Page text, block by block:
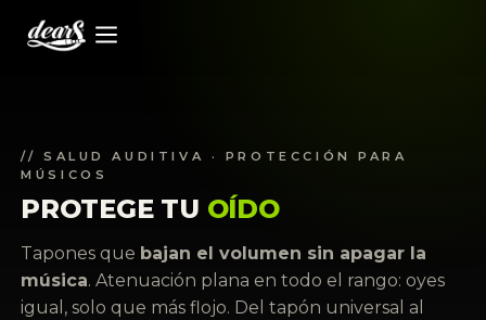
// SALUD AUDITIVA · PROTECCIÓN PARA
MÚSICOS
PROTEGE TU OÍDO
Tapones que bajan el volumen sin apagar la
música. Atenuación plana en todo el rango: oyes
igual, solo que más flojo. Del tapón universal al